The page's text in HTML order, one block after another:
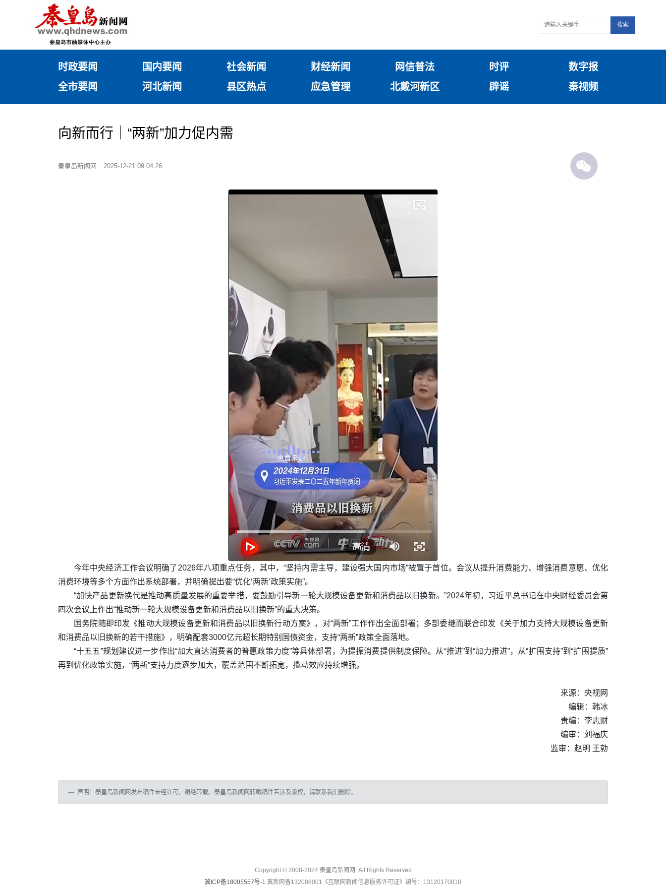
搜索
时政要闻 国内要闻 社会新闻 财经新闻 网信普法 时评
数字报
全市要闻
河北新闻 县区热点 应急管理 北戴河新区 辟谣 秦视频
向新而行｜“两新”加力促内需
秦皇岛新闻网 2025-12-21 09:04:26
今年中央经济工作会议明确了2026年八项重点任务，其中，“坚持内需主导，建设强大国内市场”被置于首位。会议从提升消费能力、增强消费意愿、优化
消费环境等多个方面作出系统部署，并明确提出要“优化‘两新’政策实施”。
“加快产品更新换代是推动高质量发展的重要举措，要鼓励引导新一轮大规模设备更新和消费品以旧换新。”2024年初，习近平总书记在中央财经委员会第
四次会议上作出“推动新一轮大规模设备更新和消费品以旧换新”的重大决策。
国务院随即印发《推动大规模设备更新和消费品以旧换新行动方案》，对“两新”工作作出全面部署；多部委继而联合印发《关于加力支持大规模设备更新
和消费品以旧换新的若干措施》，明确配套3000亿元超长期特别国债资金，支持“两新”政策全面落地。
“十五五”规划建议进一步作出“加大直达消费者的普惠政策力度”等具体部署，为提振消费提供制度保障。从“推进”到“加力推进”，从“扩围支持”到“扩围提质”
再到优化政策实施，“两新”支持力度逐步加大，覆盖范围不断拓宽，撬动效应持续增强。
来源：央视网
编辑：韩冰
责编：李志财
编审：刘福庆
监审：赵明 王勍
声明：秦皇岛新闻网发布稿件未经许可，谢绝转载。秦皇岛新闻网转载稿件若涉及版权，请联系我们删除。
Copyright © 2008-2024 秦皇岛新闻网, All Rights Reserved
冀ICP备18005557号-1 冀新网备132008001《互联网新闻信息服务许可证》编号：13120170010